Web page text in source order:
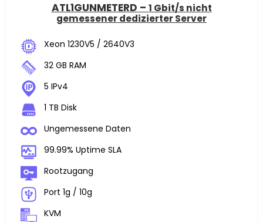
ATL1GUNMETERD – 1 Gbit/s nicht
gemessener dedizierter Server
Xeon 1230V5 / 2640V3
32 GB RAM
5 IPv4
1 TB Disk
Ungemessene Daten
99.99% Uptime SLA
Rootzugang
Port 1g / 10g
KVM